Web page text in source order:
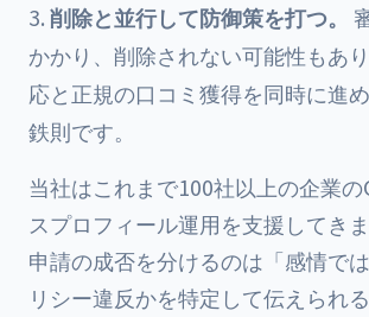
削除と並行して防御策を打つ。
かかり、削除されない可能性もあ
応と正規の口コミ獲得を同時に進
鉄則です。
当社はこれまで100社以上の企業
スプロフィール運用を支援してき
申請の成否を分けるのは「感情で
リシー違反かを特定して伝えられ